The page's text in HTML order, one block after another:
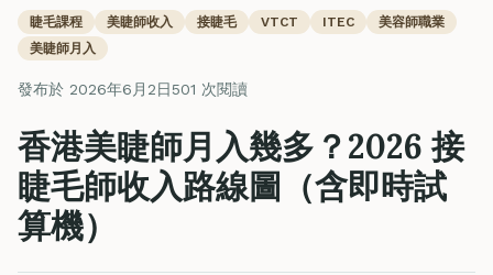
睫毛課程 美睫師收入 接睫毛 VTCT ITEC
美容師職業
美睫師月入
發布於 2026年6月2日501 次閱讀
香港美睫師月入幾多？2026 接
睫毛師收入路線圖（含即時試
算機）